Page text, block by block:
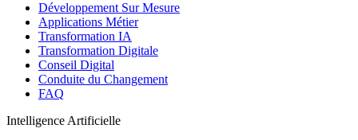
Développement Sur Mesure
Applications Métier
Transformation IA
Transformation Digitale
Conseil Digital
Conduite du Changement
FAQ
Intelligence Artificielle